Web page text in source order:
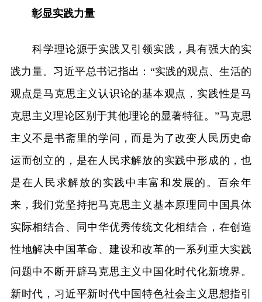
彰显实践力量
科学理论源于实践又引领实践，具有强大的实
践力量。习近平总书记指出：“实践的观点、生活的
观点是马克思主义认识论的基本观点，实践性是马
克思主义理论区别于其他理论的显著特征。”马克思
主义不是书斋里的学问，而是为了改变人民历史命
运而创立的，是在人民求解放的实践中形成的，也
是在人民求解放的实践中丰富和发展的。百余年
来，我们党坚持把马克思主义基本原理同中国具体
实际相结合、同中华优秀传统文化相结合，在创造
性地解决中国革命、建设和改革的一系列重大实践
问题中不断开辟马克思主义中国化时代化新境界。
新时代，习近平新时代中国特色社会主义思想指引